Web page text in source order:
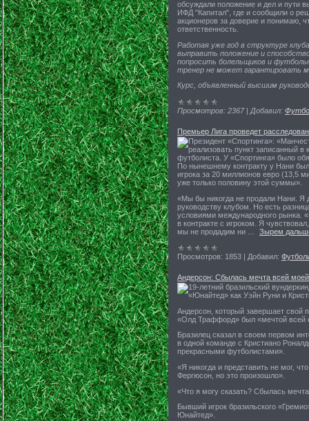
обсуждали положение и дел и пути
ИФД "Капитал", где и сообщили о
акционеров за доверие и понимаю,
ответственность.
Работая уже год в структуре
выправить положение и
попросить болельщиков и
тренер не может гарантировать
Курс, объявленный высшим
Просмотров: 2367 | Добавил:
Премьер Лига проведет
Президент «Спортинга»:
реализовать пункт записанный в
футболиста. У «Спортинга» было
По нынешнему контракту у Нани
игрока за 20 миллионов евро (13,5
уже только половину этой суммы».
«Мы бы никогда не продали Нани. Я
руководству клубом. Но есть
условиями международного рынка.
в контракте с игроком. Я
мы не продадим ни
Зырем
Просмотров: 1853 Добавил:
Андерсон: Сбылась мечта всей
19-летний бразильский
«Юнайтед» как Уэйн Руни и
Андерсон, который завершает свой
«Олд Траффорд» был «мечтой всей
Бразилец сказал в своем первом
в одной команде с Кристиано
прекрасными футболистами».
«Я никогда и представить не мог,
Фергюсон, но это произошло».
«Что я могу сказать? Сбылась
Бывший игрок бразильского
Юнайтед».